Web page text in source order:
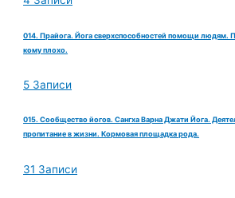
014. Прайога. Йога сверхспособностей помощи людям.
кому плохо.
5 Записи
015. Сообщество йогов. Сангха Варна Джати Йога.
пропитание в жизни. Кормовая площадка рода.
31 Записи